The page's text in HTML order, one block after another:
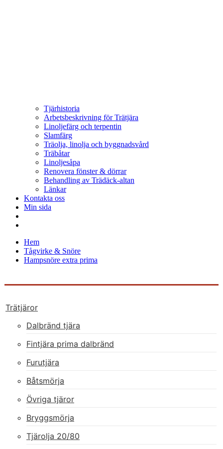
Tjärhistoria
Arbetsbeskrivning för Trätjära
Linoljefärg och terpentin
Slamfärg
Träolja, linolja och byggnadsvård
Träbåtar
Linoljesåpa
Renovera fönster & dörrar
Behandling av Trädäck-altan
Länkar
Kontakta oss
Min sida
Hem
Tågvirke & Snöre
Hampsnöre extra prima
Trätjäror
Dalbränd tjära
Fintjära prima dalbränd
Furutjära
Båtsmörja
Övriga tjäror
Bryggsmörja
Tjärolja 20/80